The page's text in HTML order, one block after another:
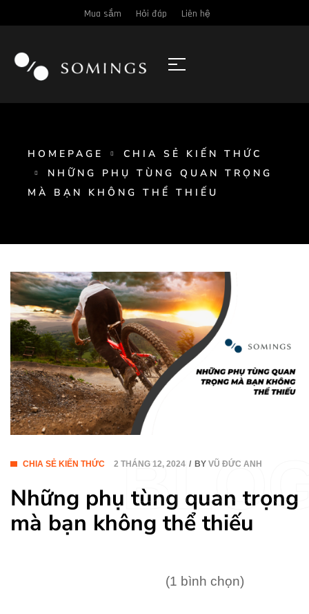
Mua sắm Hỏi đáp Liên hệ
HOMEPAGE
CHIA SẺ KIẾN THỨC
NHỮNG PHỤ TÙNG QUAN TRỌNG
MÀ BẠN KHÔNG THỂ THIẾU
CHIA SẺ KIẾN THỨC 2 THÁNG 12, 2024 BY VŨ ĐỨC ANH
Những phụ tùng quan trọng
mà bạn không thể thiếu
(1 bình chọn)